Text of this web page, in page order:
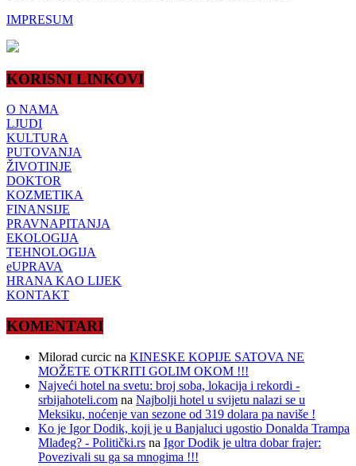
IMPRESUM
KORISNI LINKOVI
O NAMA
LJUDI
KULTURA
PUTOVANJA
ŽIVOTINJE
DOKTOR
KOZMETIKA
FINANSIJE
PRAVNAPITANJA
EKOLOGIJA
TEHNOLOGIJA
eUPRAVA
HRANA KAO LIJEK
KONTAKT
KOMENTARI
Milorad curcic na KINESKE KOPIJE SATOVA NE
MOŽETE OTKRITI GOLIM OKOM !!!
Najveći hotel na svetu: broj soba, lokacija i rekordi -
srbijahoteli.com na Najbolji hotel u svijetu nalazi se u
Meksiku, noćenje van sezone od 319 dolara pa naviše !
Ko je Igor Dodik, koji je u Banjaluci ugostio Donalda Trampa
Mlađeg? - Politički.rs na Igor Dodik je ultra dobar frajer:
Povezivali su ga sa mnogima !!!